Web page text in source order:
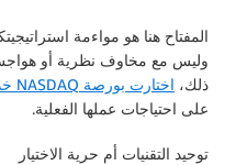
المفتاح هنا هو مواءمة
وليس مع مخاوف نظرية أو
ذلك، اختارت بورصة NASDAQ خدمات AWS لتحديث منصات التداول
على احتياجات عملها الفعلية.
توحيد التقنيات أم حرية الاختيار